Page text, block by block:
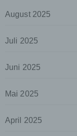
August 2025
Juli 2025
Juni 2025
Mai 2025
April 2025